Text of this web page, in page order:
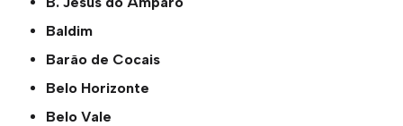
Baldim
Barão de Cocais
Belo Horizonte
Belo Vale